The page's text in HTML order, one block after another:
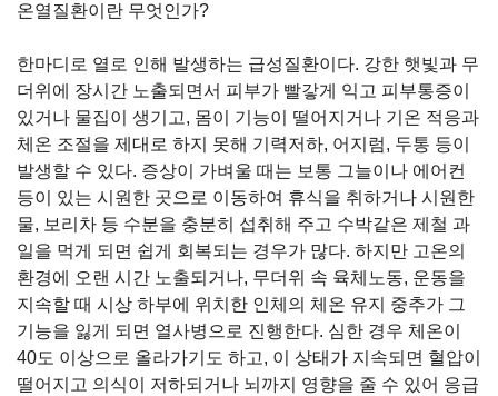
온열질환이란 무엇인가?
한마디로 열로 인해 발생하는 급성질환이다. 강한 햇빛과 무
더위에 장시간 노출되면서 피부가 빨갛게 익고 피부통증이
있거나 물집이 생기고, 몸이 기능이 떨어지거나 기온 적응과
체온 조절을 제대로 하지 못해 기력저하, 어지럼, 두통 등이
발생할 수 있다. 증상이 가벼울 때는 보통 그늘이나 에어컨
등이 있는 시원한 곳으로 이동하여 휴식을 취하거나 시원한
물, 보리차 등 수분을 충분히 섭취해 주고 수박같은 제철 과
일을 먹게 되면 쉽게 회복되는 경우가 많다. 하지만 고온의
환경에 오랜 시간 노출되거나, 무더위 속 육체노동, 운동을
지속할 때 시상 하부에 위치한 인체의 체온 유지 중추가 그
기능을 잃게 되면 열사병으로 진행한다. 심한 경우 체온이
40도 이상으로 올라가기도 하고, 이 상태가 지속되면 혈압이
떨어지고 의식이 저하되거나 뇌까지 영향을 줄 수 있어 응급